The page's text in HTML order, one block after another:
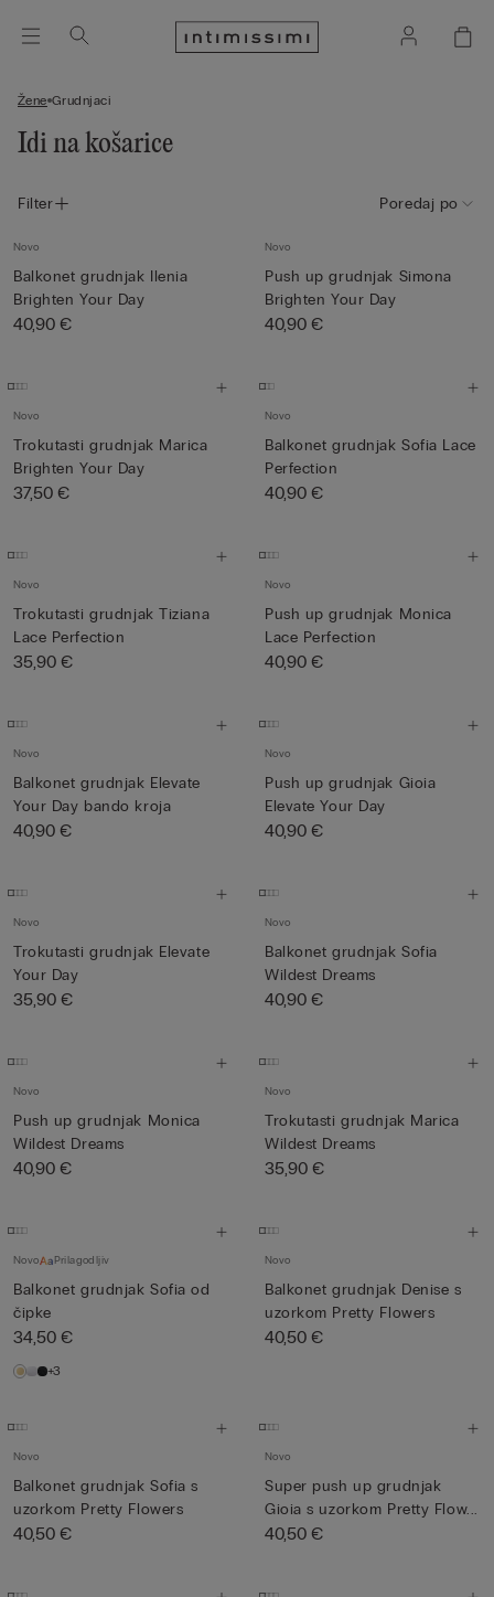
Žene Grudnjaci
Idi na košarice
Filter Poredaj po
Novo
Balkonet grudnjak Ilenia
Brighten Your Day
40,90 €
Novo
Push up grudnjak Simona
Brighten Your Day
40,90 €
Novo
Trokutasti grudnjak Marica
Brighten Your Day
37,50 €
Novo
Balkonet grudnjak Sofia Lace
Perfection
40,90 €
Novo
Trokutasti grudnjak Tiziana
Lace Perfection
35,90 €
Novo
Push up grudnjak Monica
Lace Perfection
40,90 €
Novo
Balkonet grudnjak Elevate
Your Day bando kroja
40,90 €
Novo
Push up grudnjak Gioia
Elevate Your Day
40,90 €
Novo
Trokutasti grudnjak Elevate
Your Day
35,90 €
Novo
Balkonet grudnjak Sofia
Wildest Dreams
40,90 €
Novo
Push up grudnjak Monica
Wildest Dreams
40,90 €
Novo
Trokutasti grudnjak Marica
Wildest Dreams
35,90 €
Novo Prilagodljiv
Balkonet grudnjak Sofia od
čipke
34,50 €
+3
Novo
Balkonet grudnjak Denise s
uzorkom Pretty Flowers
40,50 €
Novo
Balkonet grudnjak Sofia s
uzorkom Pretty Flowers
40,50 €
Novo
Super push up grudnjak
Gioia s uzorkom Pretty Flow...
40,50 €